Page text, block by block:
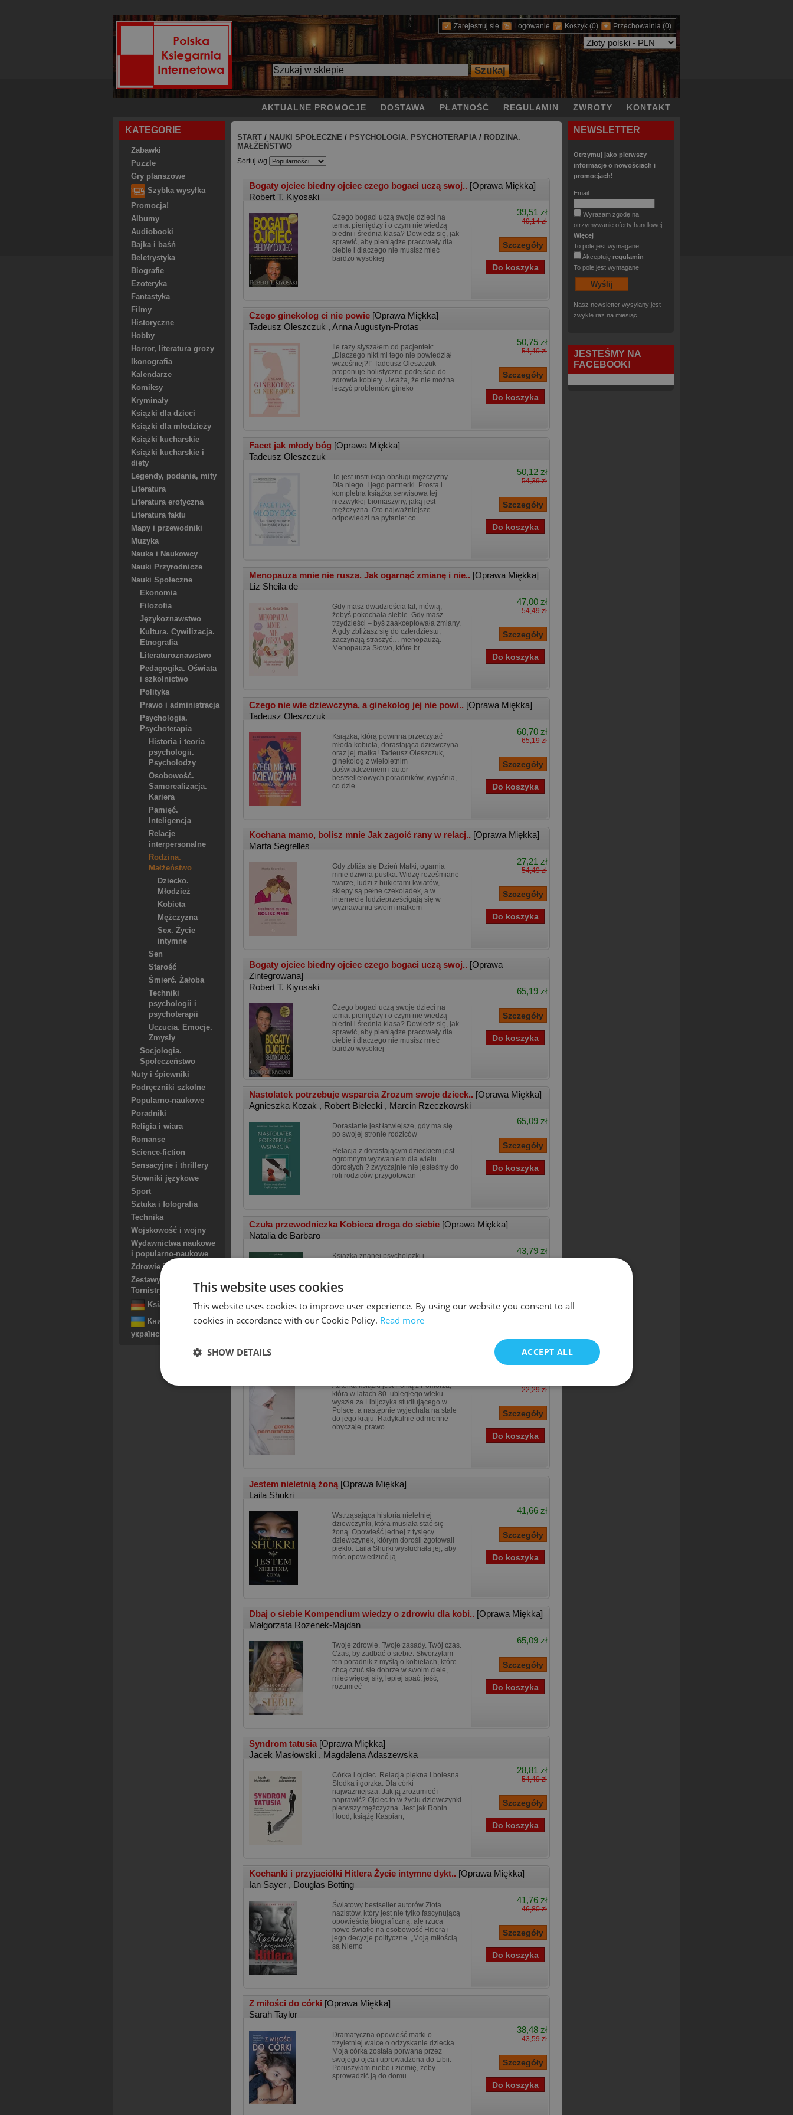
Zarejestruj się Logowanie Koszyk (0) Przechowalnia (0)
AKTUALNE PROMOCJE DOSTAWA PŁATNOŚĆ REGULAMIN ZWROTY KONTAKT
KATEGORIE
Zabawki
Puzzle
Gry planszowe
Szybka wysyłka
Promocja!
Albumy
Audiobooki
Bajka i baśń
Beletrystyka
Biografie
Ezoteryka
Fantastyka
Filmy
Historyczne
Hobby
Horror, literatura grozy
Ikonografia
Kalendarze
Komiksy
Kryminały
Ksiązki dla dzieci
Ksiązki dla młodzieży
Książki kucharskie
Książki kucharskie i
diety
Legendy, podania, mity
Literatura
Literatura erotyczna
Literatura faktu
Mapy i przewodniki
Muzyka
Nauka i Naukowcy
Nauki Przyrodnicze
Nauki Społeczne
Ekonomia
Filozofia
Językoznawstwo
Kultura. Cywilizacja.
Etnografia
Literaturoznawstwo
Pedagogika. Oświata
i szkolnictwo
Polityka
Prawo i administracja
Psychologia.
Psychoterapia
Historia i teoria
psychologii.
Psycholodzy
Osobowość.
Samorealizacja.
Kariera
Pamięć.
Inteligencja
Relacje
interpersonalne
Rodzina.
Małżeństwo
Dziecko.
Młodzież
Kobieta
Mężczyzna
Sex. Życie
intymne
Sen
Starość
Śmierć. Żałoba
Techniki
psychologii i
psychoterapii
Uczucia. Emocje.
Zmysły
Socjologia.
Społeczeństwo
Nuty i śpiewniki
Podręczniki szkolne
Popularno-naukowe
Poradniki
Religia i wiara
Romanse
Science-fiction
Sensacyjne i thrillery
Słowniki językowe
Sport
Sztuka i fotografia
Technika
Wojskowość i wojny
Wydawnictwa naukowe
i popularno-naukowe
Zdrowie i uroda
Zestawy. Torby. Plecaki.
Tornistry. Worki
Książki Niemieckie
Книги
українською
START / NAUKI SPOŁECZNE / PSYCHOLOGIA. PSYCHOTERAPIA / RODZINA.
MAŁŻEŃSTWO
Sortuj wg
Bogaty ojciec biedny ojciec czego bogaci uczą swoj.. [Oprawa Miękka]
Robert T. Kiyosaki
Czego bogaci uczą swoje dzieci na
temat pieniędzy i o czym nie wiedzą
biedni i średnia klasa? Dowiedz się, jak
sprawić, aby pieniądze pracowały dla
ciebie i dlaczego nie musisz mieć
bardzo wysokiej
39,51 zł
49,14 zł
Czego ginekolog ci nie powie [Oprawa Miękka]
Tadeusz Oleszczuk , Anna Augustyn-Protas
Ile razy słyszałem od pacjentek:
„Dlaczego nikt mi tego nie powiedział
wcześniej?!” Tadeusz Oleszczuk
proponuje holistyczne podejście do
zdrowia kobiety. Uważa, że nie można
leczyć problemów gineko
50,75 zł
54,49 zł
Facet jak młody bóg [Oprawa Miękka]
Tadeusz Oleszczuk
To jest instrukcja obsługi mężczyzny.
Dla niego. I jego partnerki. Prosta i
kompletna książka serwisowa tej
niezwykłej biomaszyny, jaką jest
mężczyzna. Oto najważniejsze
odpowiedzi na pytanie: co
50,12 zł
54,39 zł
Menopauza mnie nie rusza. Jak ogarnąć zmianę i nie.. [Oprawa Miękka]
Liz Sheila de
Gdy masz dwadzieścia lat, mówią,
żebyś pokochała siebie. Gdy masz
trzydzieści – byś zaakceptowała zmiany.
A gdy zbliżasz się do czterdziestu,
zaczynają straszyć… menopauzą.
Menopauza.Słowo, które br
47,00 zł
54,49 zł
Czego nie wie dziewczyna, a ginekolog jej nie powi.. [Oprawa Miękka]
Tadeusz Oleszczuk
Książka, którą powinna przeczytać
młoda kobieta, dorastająca dziewczyna
oraz jej matka! Tadeusz Oleszczuk,
ginekolog z wieloletnim
doświadczeniem i autor
bestsellerowych poradników, wyjaśnia,
co dzie
60,70 zł
65,19 zł
Kochana mamo, bolisz mnie Jak zagoić rany w relacj.. [Oprawa Miękka]
Marta Segrelles
Gdy zbliża się Dzień Matki, ogarnia
mnie dziwna pustka. Widzę roześmiane
twarze, ludzi z bukietami kwiatów,
sklepy są pełne czekoladek, a w
internecie ludzieprześcigają się w
wyznawaniu swoim matkom
27,21 zł
54,49 zł
Bogaty ojciec biedny ojciec czego bogaci uczą swoj.. [Oprawa
Zintegrowana]
Robert T. Kiyosaki
Czego bogaci uczą swoje dzieci na
temat pieniędzy i o czym nie wiedzą
biedni i średnia klasa? Dowiedz się, jak
sprawić, aby pieniądze pracowały dla
ciebie i dlaczego nie musisz mieć
bardzo wysokiej
65,19 zł
Nastolatek potrzebuje wsparcia Zrozum swoje dzieck.. [Oprawa Miękka]
Agnieszka Kozak , Robert Bielecki , Marcin Rzeczkowski
Dorastanie jest łatwiejsze, gdy ma się
po swojej stronie rodziców
Relacja z dorastającym dzieckiem jest
ogromnym wyzwaniem dla wielu
dorosłych ? zwyczajnie nie jesteśmy do
roli rodziców przygotowan
65,09 zł
Czuła przewodniczka Kobieca droga do siebie [Oprawa Miękka]
Natalia de Barbaro
Książka znanej psycholożki i
na pytania: „Kim tak naprawdę jestem?
43,79 zł
Gorzka pomarańcza ucieczka ze świata islamu histor..
[Oprawa Miękka]
Autorka książki jest Polką z Pomorza,
która w latach 80. ubiegłego wieku
wyszła za Libijczyka studiującego w
Polsce, a następnie wyjechała na stałe
do jego kraju. Radykalnie odmienne
obyczaje, prawo
22,29 zł
Jestem nieletnią żoną [Oprawa Miękka]
Laila Shukri
Wstrząsająca historia nieletniej
dziewczynki, która musiała stać się
żoną. Opowieść jednej z tysięcy
dziewczynek, którym dorośli zgotowali
piekło. Laila Shurki wysłuchała jej, aby
móc opowiedzieć ją
41,66 zł
Dbaj o siebie Kompendium wiedzy o zdrowiu dla kobi.. [Oprawa Miękka]
Małgorzata Rozenek-Majdan
Twoje zdrowie. Twoje zasady. Twój czas.
Czas, by zadbać o siebie. Stworzyłam
ten poradnik z myślą o kobietach, które
chcą czuć się dobrze w swoim ciele,
mieć więcej siły, lepiej spać, jeść,
rozumieć
65,09 zł
Syndrom tatusia [Oprawa Miękka]
Jacek Masłowski , Magdalena Adaszewska
Córka i ojciec. Relacja piękna i bolesna.
Słodka i gorzka. Dla córki
najważniejsza. Jak ją zrozumieć i
naprawić? Ojciec to w życiu dziewczynki
pierwszy mężczyzna. Jest jak Robin
Hood, książę Kaspian,
28,81 zł
54,49 zł
Kochanki i przyjaciółki Hitlera Życie intymne dykt.. [Oprawa Miękka]
Ian Sayer , Douglas Botting
Światowy bestseller autorów Złota
nazistów, który jest nie tylko fascynującą
opowieścią biograficzną, ale rzuca
nowe światło na osobowość Hitlera i
jego decyzje polityczne. „Moją miłością
są Niemc
41,76 zł
46,80 zł
Z miłości do córki [Oprawa Miękka]
Sarah Taylor
Dramatyczna opowieść matki o
trzyletniej walce o odzyskanie dziecka
Moja córka została porwana przez
swojego ojca i uprowadzona do Libii.
Poruszyłam niebo i ziemię, żeby
sprowadzić ją do domu…
38,48 zł
43,59 zł
NEWSLETTER
Otrzymuj jako pierwszy
informacje o nowościach i
promocjach!
Email:
Wyrażam zgodę na
otrzymywanie oferty handlowej.
Więcej
To pole jest wymagane
Akceptuję regulamin
To pole jest wymagane
Nasz newsletter wysyłany jest
zwykle raz na miesiąc.
JESTEŚMY NA
FACEBOOK!
This website uses cookies
This website uses cookies to improve user experience. By using our website you consent to all
cookies in accordance with our Cookie Policy. Read more
ACCEPT ALL
SHOW DETAILS